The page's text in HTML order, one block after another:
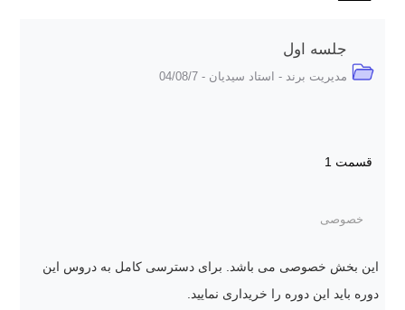
جلسه اول
مدیریت برند - استاد سیدیان - 04/08/7
قسمت 1
خصوصی
این بخش خصوصی می باشد. برای دسترسی کامل به دروس این
دوره باید این دوره را خریداری نمایید.